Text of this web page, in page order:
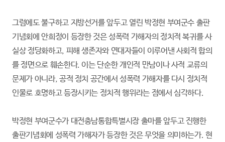
그럼에도 불구하고 지방선거를 앞두고 열린 박정현 부여군수 출판
기념회에 안희정이 등장한 것은 성폭력 가해자의 정치적 복귀를 사
실상 정당화하고, 피해 생존자와 연대자들이 이루어낸 사회적 합의
를 정면으로 훼손한다. 이는 단순한 개인적 만남이나 사적 교류의
문제가 아니라, 공적 정치 공간에서 성폭력 가해자를 다시 정치적
인물로 호명하고 등장시키는 정치적 행위라는 점에서 심각하다.
박정현 부여군수가 대전충남통합특별시장 출마를 앞두고 진행한
출판기념회에 성폭력 가해자가 등장한 것은 무엇을 의미하는가. 현